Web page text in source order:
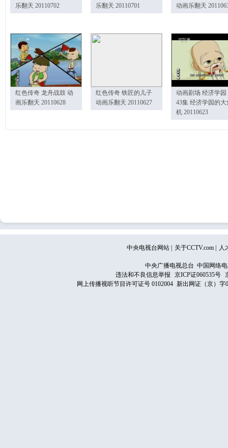
乐翻天 20110702
乐翻天 20110701
动画乐翻天
红色传奇 龙舟战鼓 动
画乐翻天 20110628
红色传奇 铁匠的儿子
动画乐翻天 20110627
动画剧场 经济学园
43集 经济学园的大
机 20110623
中央电视台网站 关于CCTV.com 人
中央广播电视总台 中国网络
违法和不良信息举报
京ICP证060535号
网上传播视听节目许可证号 0102004 新出网证（京）